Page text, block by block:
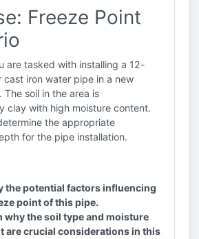
Freeze Point
are tasked with installing a 12-
cast iron water pipe in a new
The soil in the area is
clay with high moisture content.
the appropriate
for the pipe installation.
the potential factors influencing
point of this pipe.
why the soil type and moisture
are crucial considerations in this